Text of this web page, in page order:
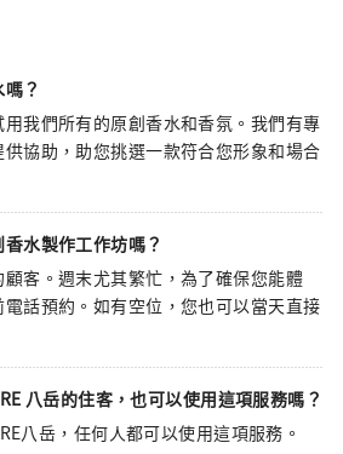
？
我們所有的原創香水和香氛。我們有專
協助，助您挑選一款符合您形象和場合
水製作工作坊嗎？
客。週末尤其繁忙，為了確保您能體
話預約。如有空位，您也可以當天直接
八岳的住客，也可以使用這項服務嗎？
八岳，任何人都可以使用這項服務。